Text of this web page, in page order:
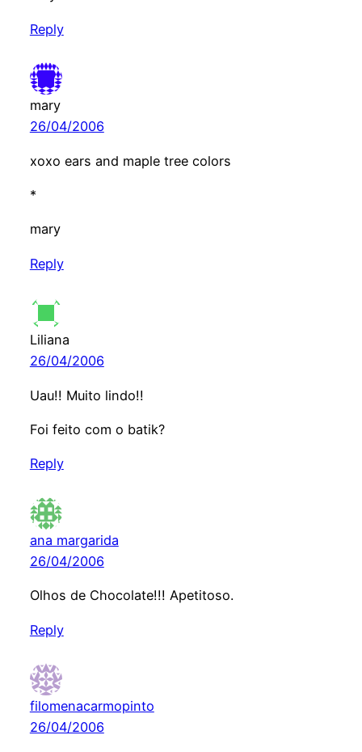
Reply
mary
26/04/2006
xoxo ears and maple tree colors
*
mary
Reply
Liliana
26/04/2006
Uau!! Muito lindo!!
Foi feito com o batik?
Reply
ana margarida
26/04/2006
Olhos de Chocolate!!! Apetitoso.
Reply
filomenacarmopinto
26/04/2006